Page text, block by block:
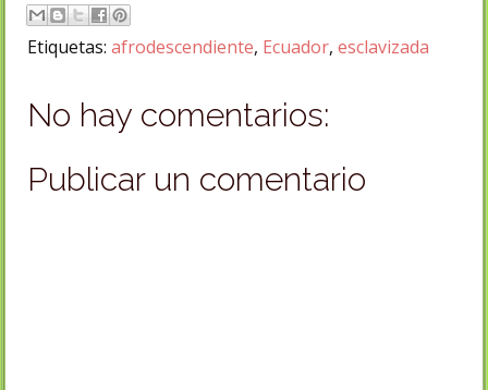
Etiquetas: afrodescendiente, Ecuador, esclavizada
No hay comentarios:
Publicar un comentario